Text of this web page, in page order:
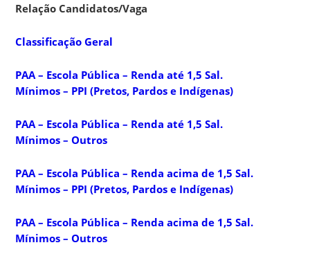
Relação Candidatos/Vaga
Classificação Geral
PAA – Escola Pública – Renda até 1,5 Sal.
Mínimos – PPI (Pretos, Pardos e Indígenas)
PAA – Escola Pública – Renda até 1,5 Sal.
Mínimos – Outros
PAA – Escola Pública – Renda acima de 1,5 Sal.
Mínimos – PPI (Pretos, Pardos e Indígenas)
PAA – Escola Pública – Renda acima de 1,5 Sal.
Mínimos – Outros